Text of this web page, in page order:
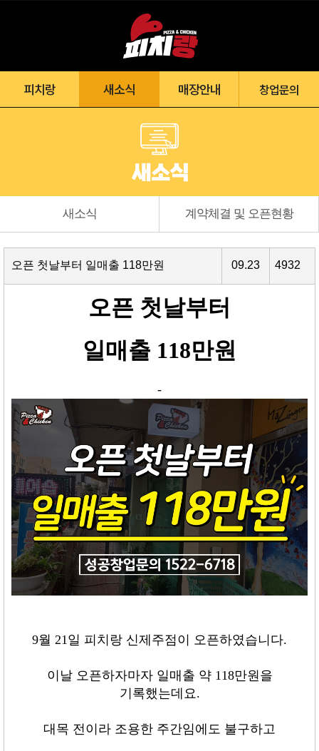
피치랑 새소식 매장안내 창업문의
새소식 계약체결 및 오픈현황
오픈 첫날부터 일매출 118만원 09.23 4932
오픈 첫날부터
일매출 118만원
-
9월 21 일 피치랑 신제주점이 오픈하였습니다.
이날 오픈하자마자 일매출 약 118만원을
기록했는데요 .
대목 전이라 조용한 주간임에도 불구하고